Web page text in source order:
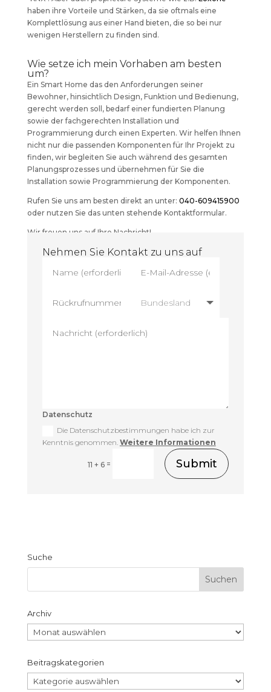
haben ihre Vorteile und Stärken, da sie oftmals eine
Komplettlösung aus einer Hand bieten, die so bei nur
wenigen Herstellern zu finden sind.
Wie setze ich mein Vorhaben am besten
um?
Ein Smart Home das den Anforderungen seiner
Bewohner, hinsichtlich Design, Funktion und Bedienung,
gerecht werden soll, bedarf einer fundierten Planung
sowie der fachgerechten Installation und
Programmierung durch einen Experten. Wir helfen Ihnen
nicht nur die passenden Komponenten für Ihr Projekt zu
finden, wir begleiten Sie auch während des gesamten
Planungsprozesses und übernehmen für Sie die
Installation sowie Programmierung der Komponenten.
Rufen Sie uns am besten direkt an unter: 040-609415900
oder nutzen Sie das unten stehende Kontaktformular.
Wir freuen uns auf Ihre Nachricht!
Nehmen Sie Kontakt zu uns auf
Datenschutz
Die Datenschutzbestimmungen habe ich zur
Kenntnis genommen. Weitere Informationen
11 + 6 = Submit
Suche
Archiv
Archiv
Beitragskategorien
Beitragskategorien